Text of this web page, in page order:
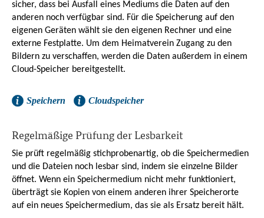
sicher, dass bei Ausfall eines Mediums die Daten auf den
anderen noch verfügbar sind. Für die Speicherung auf den
eigenen Geräten wählt sie den eigenen Rechner und eine
externe Festplatte. Um dem Heimatverein Zugang zu den
Bildern zu verschaffen, werden die Daten außerdem in einem
Cloud-Speicher bereitgestellt.
Speichern Cloudspeicher
Regelmäßige Prüfung der Lesbarkeit
Sie prüft regelmäßig stichprobenartig, ob die Speichermedien
und die Dateien noch lesbar sind, indem sie einzelne Bilder
öffnet. Wenn ein Speichermedium nicht mehr funktioniert,
überträgt sie Kopien von einem anderen ihrer Speicherorte
auf ein neues Speichermedium, das sie als Ersatz bereit hält.